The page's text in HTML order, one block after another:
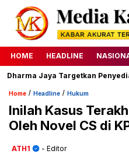
HOME HEADLINE
Jaya Targetkan
Home / Headline / Hukum
Inilah Kasus
Oleh Novel CS di
ATH1
- Editor